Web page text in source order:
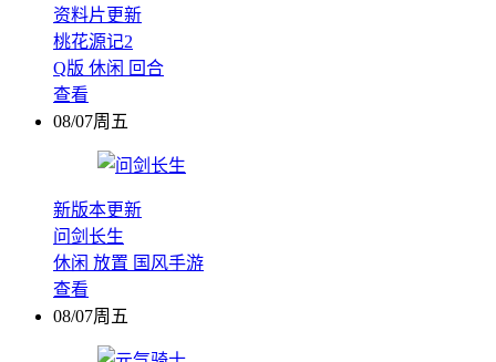
资料片更新
桃花源记2
Q版 休闲 回合
查看
08/07周五
新版本更新
问剑长生
休闲 放置 国风手游
查看
08/07周五